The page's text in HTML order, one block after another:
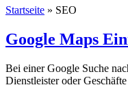
Startseite » SEO
Google Maps
Bei einer Google Suche
Dienstleister oder